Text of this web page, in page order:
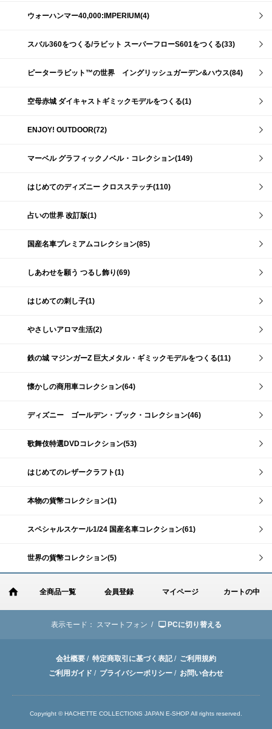
ウォーハンマー40,000:IMPERIUM(4)
スバル360をつくる/ラビット スーパーフローS601をつくる(33)
ピーターラビット™の世界 イングリッシュガーデン&ハウス(84)
空母赤城 ダイキャストギミックモデルをつくる(1)
ENJOY! OUTDOOR(72)
マーベル グラフィックノベル・コレクション(149)
はじめてのディズニー クロスステッチ(110)
占いの世界 改訂版(1)
国産名車プレミアムコレクション(85)
しあわせを願う つるし飾り(69)
はじめての刺し子(1)
やさしいアロマ生活(2)
鉄の城 マジンガーZ 巨大メタル・ギミックモデルをつくる(11)
懐かしの商用車コレクション(64)
ディズニー ゴールデン・ブック・コレクション(46)
歌舞伎特選DVDコレクション(53)
はじめてのレザークラフト(1)
本物の貨幣コレクション(1)
スペシャルスケール1/24 国産名車コレクション(61)
世界の貨幣コレクション(5)
全商品一覧 会員登録 マイページ カートの中
表示モード： スマートフォン / PCに切り替える
会社概要 / 特定商取引に基づく表記/ ご利用規約
ご利用ガイド / プライバシーポリシー / お問い合わせ
Copyright © HACHETTE COLLECTIONS JAPAN E-SHOP All rights reserved.